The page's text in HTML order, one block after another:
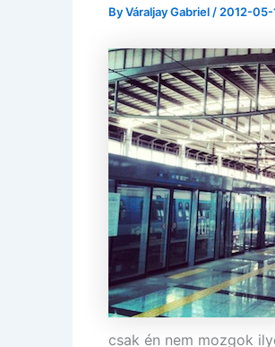
ByVáraljay Gabriel / 2012-05-
csak én nem mozgok